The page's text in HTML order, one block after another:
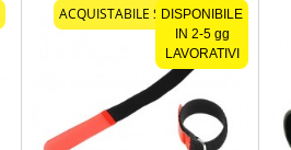
ACQUISTABILE SOLO ONLINE
DISPONIBILE
IN 2-5 gg
LAVORATIVI